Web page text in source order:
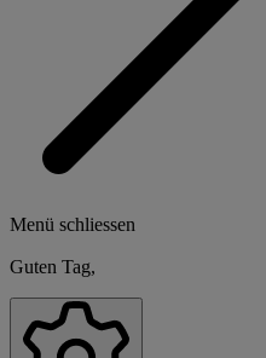
Menü schliessen
Guten Tag,